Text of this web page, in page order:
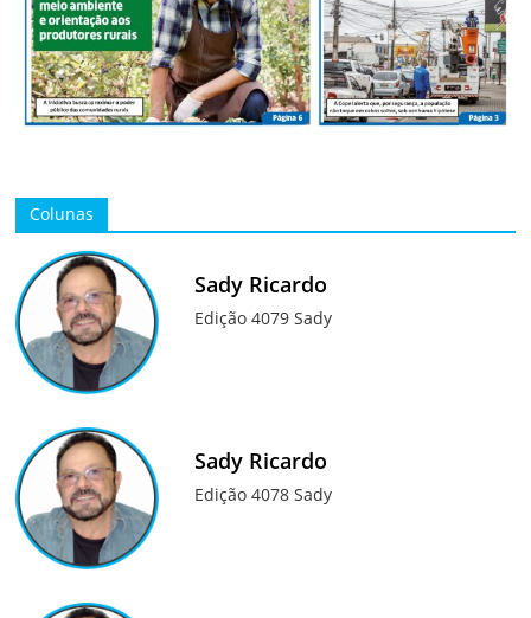
Colunas
Sady Ricardo
Edição 4079 Sady
Sady Ricardo
Edição 4078 Sady